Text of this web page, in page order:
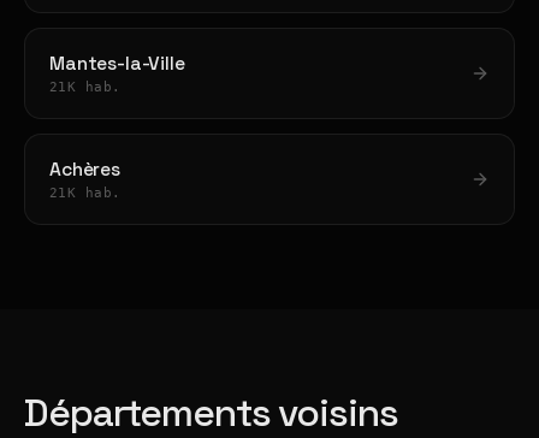
Mantes-la-Ville
21K hab.
Achères
21K hab.
Départements voisins